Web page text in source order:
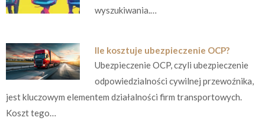
wyszukiwania.…
Ile kosztuje ubezpieczenie OCP?
Ubezpieczenie OCP, czyli ubezpieczenie
odpowiedzialności cywilnej przewoźnika,
jest kluczowym elementem działalności firm transportowych.
Koszt tego…